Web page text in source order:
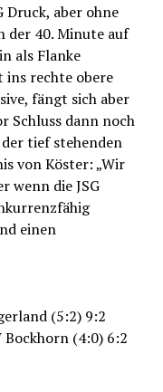
Druck, aber ohne
der 40. Minute auf
als Flanke
rechte obere
fängt sich aber
Schluss dann noch
der tief stehenden
von Köster: „Wir
wenn die JSG
einen
(5:2) 9:2
Bockhorn (4:0) 6:2